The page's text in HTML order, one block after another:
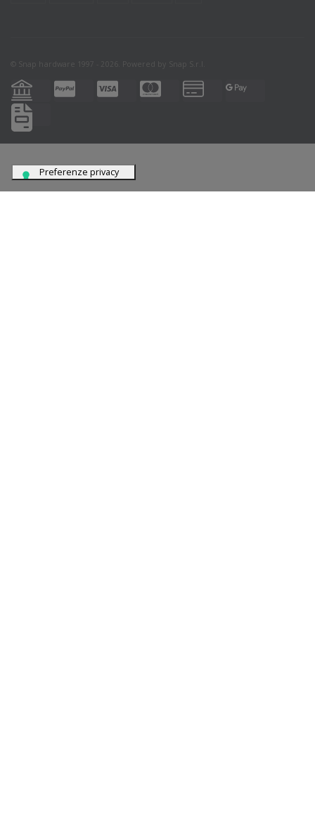
© Snap hardware 1997 - 2026. Powered by Snap S.r.l.